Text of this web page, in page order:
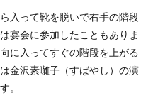
入って靴を脱いで右手の階段
宴会に参加したこともありま
に入ってすぐの階段を上がる
金沢素囃子（すばやし）の演
。